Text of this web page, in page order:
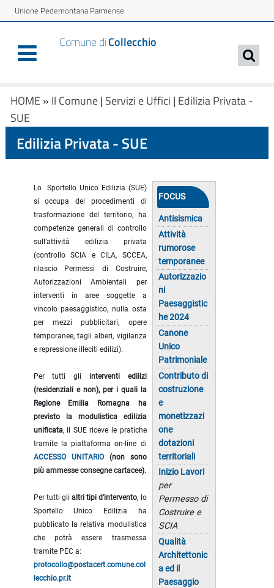
Unione Pedemontana Parmense
Comune diCollecchio
HOME » Il Comune| Servizi e Uffici | Edilizia Privata -
SUE
Edilizia Privata - SUE
Lo Sportello Unico Edilizia (SUE)
si occupa dei procedimenti di
trasformazione del territorio, ha
competenze generali di controllo
sull’attività edilizia privata
(controllo SCIA e CILA, SCCEA,
rilascio Permessi di Costruire,
Autorizzazioni Ambientali per
interventi in aree soggette a
vincolo paesaggistico, nulla osta
per mezzi pubblicitari, opere
temporanee, tagli alberi, vigilanza
e repressione illeciti edilizi).
Per tutti gli interventi edilizi
(residenziali e non), per i quali la
Regione Emilia Romagna ha
previsto la modulistica edilizia
unificata, il SUE riceve le pratiche
tramite la piattaforma on-line di
ACCESSO UNITARIO
(non sono
più ammesse consegne cartacee).
Per tutti glialtri tipi d’intervento, lo
Sportello Unico Edilizia ha
pubblicato la relativa modulistica
che potrà essere trasmessa
tramite PEC a:
protocollo@postacert.comune.col
lecchio.pr.it
FOCUS
Antisismica
Attività
rumorose
temporanee
Autorizzazio
ni
Paesaggistic
he 2024
Canone
Unico
Patrimoniale
Contributo di
costruzione
e
monetizzazi
one
dotazioni
territoriali
Inizio Lavori
per
Permesso di
Costruire e
SCIA
Qualità
Architettonic
a ed il
Paesaggio